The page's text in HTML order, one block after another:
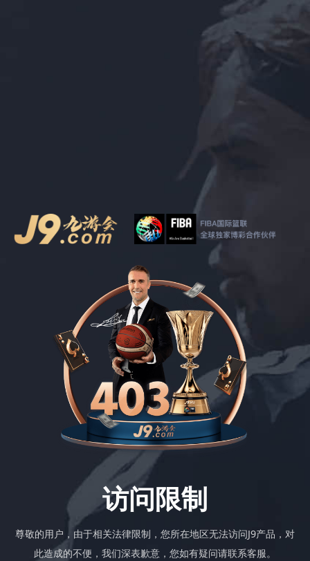
访问限制
尊敬的用户，由于相关法律限制，您所在地区无法访问J9产品，对
此造成的不便，我们深表歉意，您如有疑问请联系客服。